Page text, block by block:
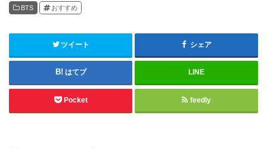
BTS おすすめ
ツイート シェア
はてブ LINE
Pocket feedly